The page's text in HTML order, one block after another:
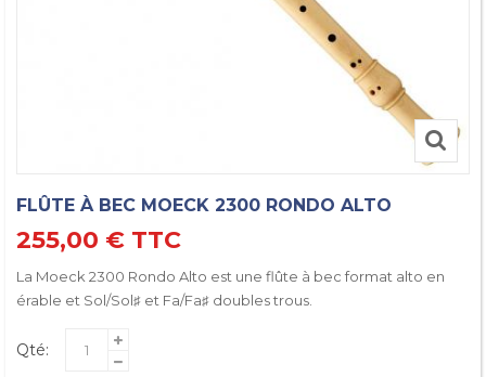
FLÛTE À BEC MOECK 2300 RONDO ALTO
255,00 € TTC
La Moeck 2300 Rondo Alto est une flûte à bec format alto en
érable et Sol/Sol♯ et Fa/Fa♯ doubles trous.
Qté: